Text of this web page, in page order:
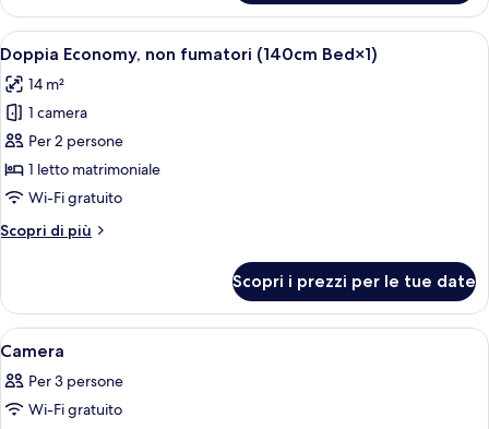
Economy,
fumatori
(140cm
Bed×1)
Apri
tutte
le
foto
per
Doppia
Economy,
fumatori
Doppia Economy, non fumatori
9
Doppia Economy, non fumatori (140cm Bed×1)
14 m²
1 camera
Per 2 persone
1 letto matrimoniale
Wi-Fi gratuito
Scopri di più
Altri
Economy,
non
fumatori
Bed×1)
Scopri i prezzi per le tue date
Apri
tutte
le
foto
Una camera d'albergo con un letto,
1
Camera
Per 3 persone
Wi-Fi gratuito